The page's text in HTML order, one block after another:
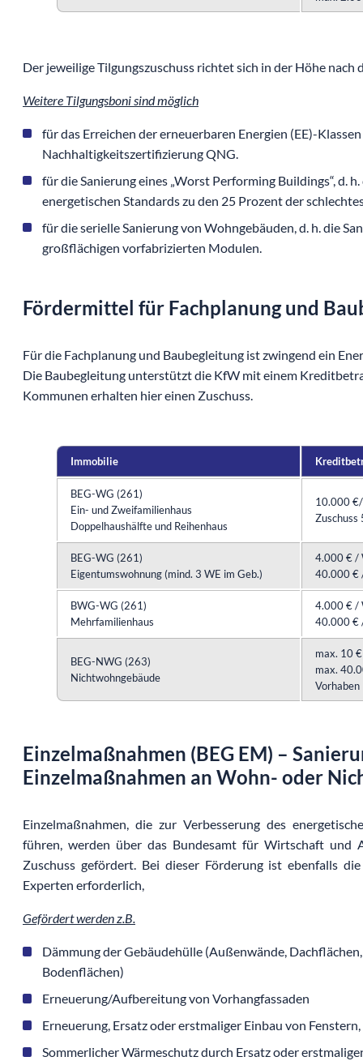
Der jeweilige Tilgungszuschuss richtet sich in der Höhe nach
Weitere Tilgungsboni sind möglich
für das Erreichen der erneuerbaren Energien (EE)-
Nachhaltigkeitszertifizierung QNG.
für die Sanierung eines „Worst Performing Buildings“, d.
energetischen Standards zu den 25 Prozent der
für die serielle Sanierung von Wohngebäuden, d. h. die
großflächigen vorfabrizierten Modulen.
Fördermittel für Fachplanung und
Für die Fachplanung und Baubegleitung ist zwingend ein
Die Baubegleitung unterstützt die KfW mit einem
Kommunen erhalten hier einen Zuschuss.
Immobilie
BEG-WG (261)
Ein- und Zweifamilienhaus
Doppelhaushälfte und Reihenhaus
10.000
Zuschuss
BEG-WG (261)
Eigentumswohnung (mind. 3 WE im Geb.)
4.000 € /
40.000 €
BWG-WG (261)
Mehrfamilienhaus
4.000 € /
40.000 €
BEG-NWG (263)
Nichtwohngebäude
max. 10
max.
Vorhaben
Einzelmaßnahmen (BEG EM) –
Einzelmaßnahmen an Wohn- oder
Einzelmaßnahmen, die zur Verbesserung des
führen, werden über das Bundesamt für Wirtschaft und
Zuschuss gefördert. Bei dieser Förderung ist ebenfalls
Experten erforderlich,
Gefördert werden z.B.
Dämmung der Gebäudehülle (Außenwände,
Bodenflächen)
Erneuerung/Aufbereitung von Vorhangfassaden
Erneuerung, Ersatz oder erstmaliger Einbau von
Sommerlicher Wärmeschutz durch Ersatz oder